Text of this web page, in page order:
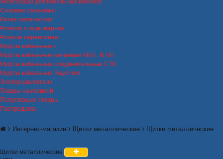
Аксессуары для кабельных каналов
Силовые разъемы
Вилка переносная
Розетка стационарная
Розетка переносная
Муфты кабельные
Муфты кабельные концевые КВТп, КНТп
Муфты кабельные соединительные СТП
Муфты кабельные Raychem
Электродвигатели
Товары на главной
Популярные товары
Распродажа
Интернет-магазин Щитки металлические Щитки металлические
Щитки металлические